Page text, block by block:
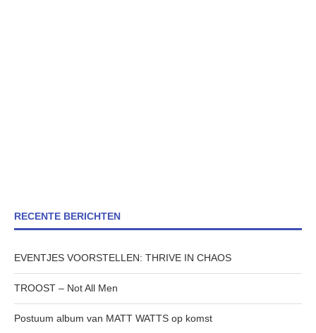
RECENTE BERICHTEN
EVENTJES VOORSTELLEN: THRIVE IN CHAOS
TROOST – Not All Men
Postuum album van MATT WATTS op komst